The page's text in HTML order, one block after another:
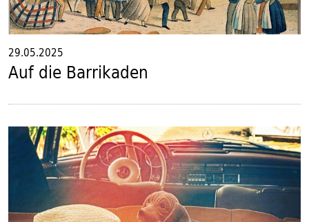
29.05.2025
Auf die Barrikaden